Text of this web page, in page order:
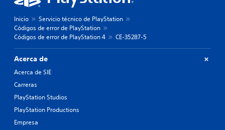
Inicio
Servicio técnico de PlayStation
Códigos de error de PlayStation
Códigos de error de PlayStation 4
CE-35287-5
Acerca de
Acerca de SIE
Carreras
PlayStation Studios
PlayStation Productions
Empresa